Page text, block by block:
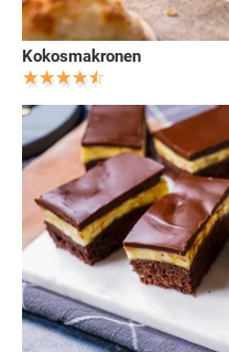
Kokosmakronen